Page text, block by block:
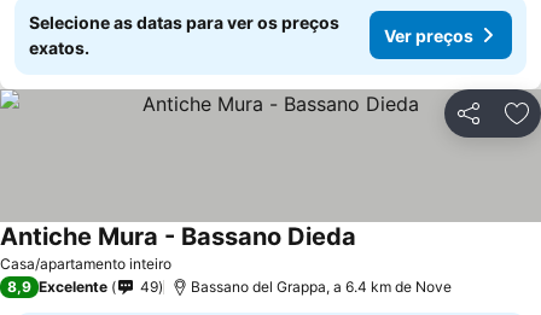
Selecione as datas para ver os preços
exatos.
Ver preços
Partilhar
Casa/apartamento inteiro
Antiche Mura - Bassano Dieda
8,9 Excelente 49 Bassano del Grappa, a 6.4 km de Nove